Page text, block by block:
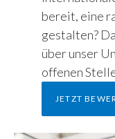
bereit, eine
gestalten?
über unser
offenen
JETZT